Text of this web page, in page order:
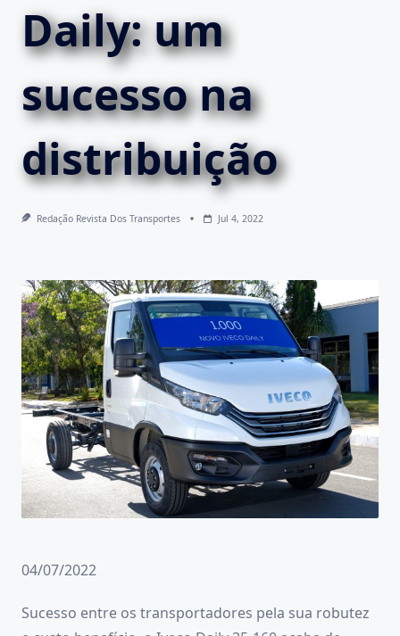
Daily: um
sucesso na
distribuição
Redação Revista Dos Transportes Jul 4, 2022
04/07/2022
Sucesso entre os transportadores pela sua robutez